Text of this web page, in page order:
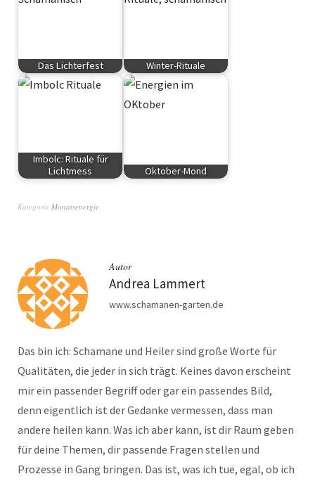
Das Lichterfest
Rituale
Winter-Rituale
Rituale
Imbolc: Rituale für
Lichtmess
Oktober-Mond
Kategorie Monatsenergie
Autor
Andrea Lammert
www.schamanen-garten.de
Das bin ich: Schamane und Heiler sind große Worte für
Qualitäten, die jeder in sich trägt. Keines davon erscheint
mir ein passender Begriff oder gar ein passendes Bild,
denn eigentlich ist der Gedanke vermessen, dass man
andere heilen kann. Was ich aber kann, ist dir Raum geben
für deine Themen, dir passende Fragen stellen und
Prozesse in Gang bringen. Das ist, was ich tue, egal, ob ich